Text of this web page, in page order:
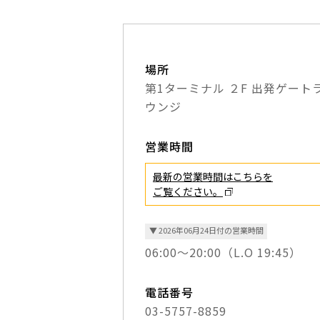
場所
第1ターミナル ２F 出発ゲート
ウンジ
営業時間
最新の営業時間はこちらを
ご覧ください。
▼ 2026年06月24日付の営業時間
06:00～20:00（L.O 19:45）
電話番号
03-5757-8859